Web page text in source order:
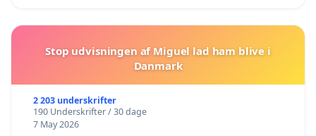
Stop udvisningen af Miguel lad ham blive i
Danmark
2 203 underskrifter
190 Underskrifter / 30 dage
7 May 2026